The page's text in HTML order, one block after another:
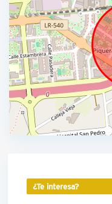
¿Te interesa?